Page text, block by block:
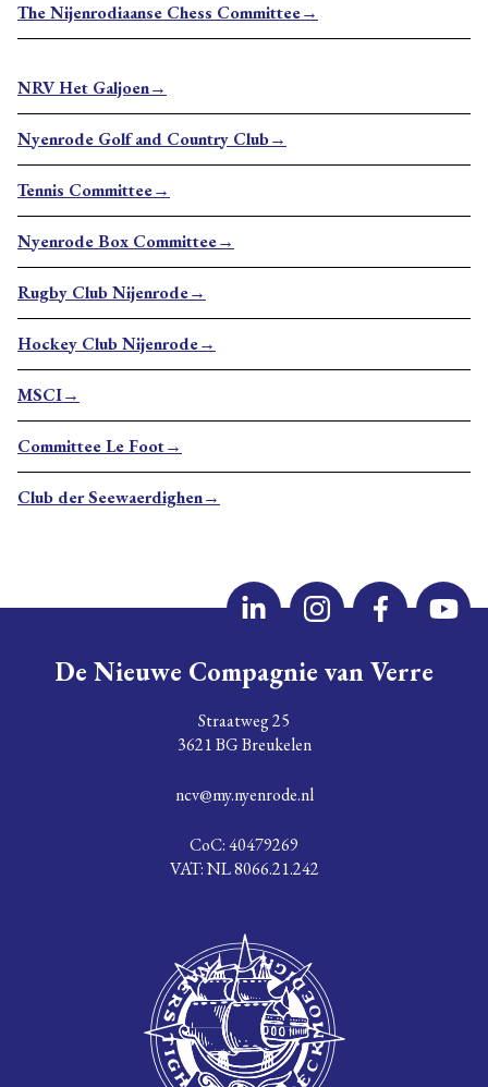
The Nijenrodiaanse Chess Committee→
NRV Het Galjoen→
Nyenrode Golf and Country Club→
Tennis Committee→
Nyenrode Box Committee→
Rugby Club Nijenrode→
Hockey Club Nijenrode→
MSCI→
Committee Le Foot→
Club der Seewaerdighen→
De Nieuwe Compagnie van Verre
Straatweg 25
3621 BG Breukelen
ncv@my.nyenrode.nl
CoC: 40479269
VAT: NL 8066.21.242